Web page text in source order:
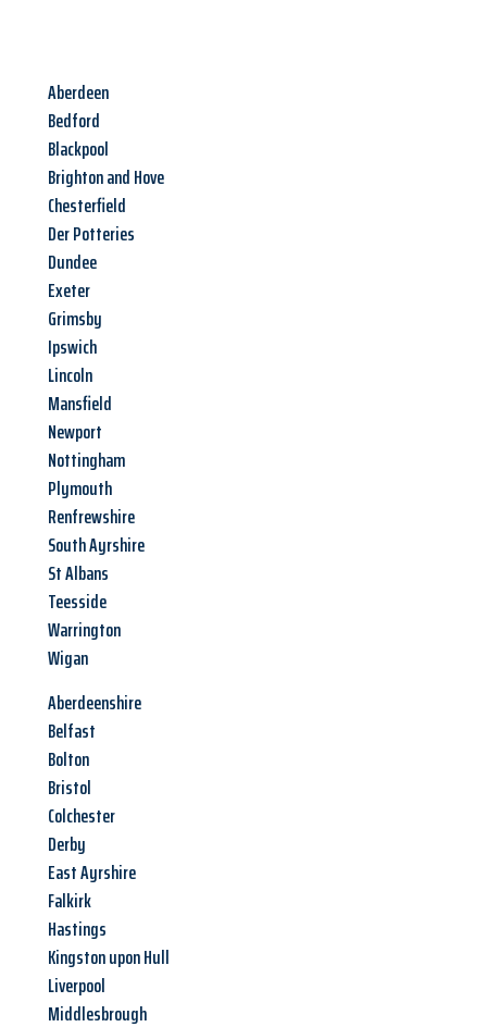
Aberdeen
Bedford
Blackpool
Brighton and Hove
Chesterfield
Der Potteries
Dundee
Exeter
Grimsby
Ipswich
Lincoln
Mansfield
Newport
Nottingham
Plymouth
Renfrewshire
South Ayrshire
St Albans
Teesside
Warrington
Wigan
Aberdeenshire
Belfast
Bolton
Bristol
Colchester
Derby
East Ayrshire
Falkirk
Hastings
Kingston upon Hull
Liverpool
Middlesbrough